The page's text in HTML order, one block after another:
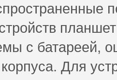
с батареей,
Для